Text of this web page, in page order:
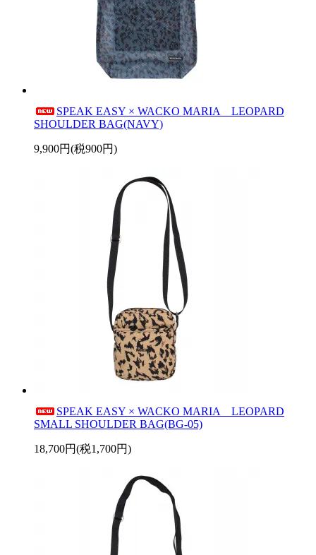
SPEAK EASY × WACKO MARIA LEOPARD
SHOULDER BAG(NAVY)
9,900円(税900円)
SPEAK EASY × WACKO MARIA LEOPARD
SMALL SHOULDER BAG(BG-05)
18,700円(税1,700円)